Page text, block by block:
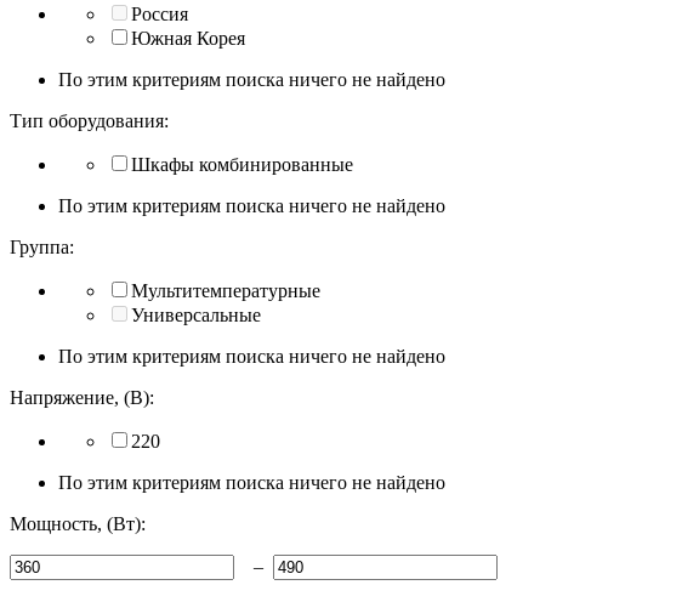
Россия
Южная Корея
По этим критериям поиска ничего не найдено
Тип оборудования:
Шкафы комбинированные
По этим критериям поиска ничего не найдено
Группа:
Мультитемпературные
Универсальные
По этим критериям поиска ничего не найдено
Напряжение, (В):
220
По этим критериям поиска ничего не найдено
Мощность, (Вт):
–